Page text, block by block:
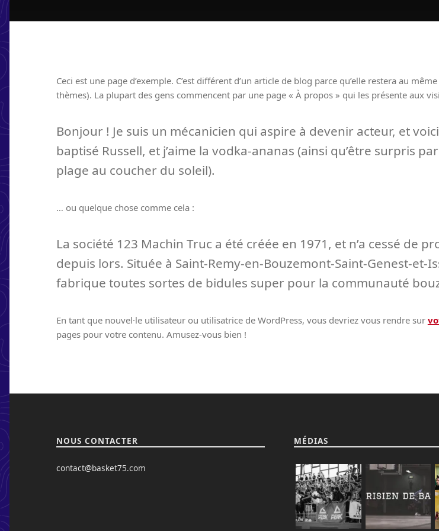
Ceci est une page d’exemple. C’est différent d’un article de blog parce qu’elle restera au
thèmes). La plupart des gens commencent par une page « À propos » qui les présente aux
Bonjour ! Je suis un mécanicien qui aspire à devenir acteur, et
baptisé Russell, et j’aime la vodka-ananas (ainsi qu’être surpris
plage au coucher du soleil).
… ou quelque chose comme cela :
La société 123 Machin Truc a été créée en 1971, et n’a cessé de
depuis lors. Située à Saint-Remy-en-Bouzemont-Saint-Genest-
fabrique toutes sortes de bidules super pour la communauté
En tant que nouvel·le utilisateur ou utilisatrice de WordPress, vous devriez vous rendre sur
pages pour votre contenu. Amusez-vous bien !
Skip back to navigation
NOUS CONTACTER
contact@basket75.com
MÉDIAS